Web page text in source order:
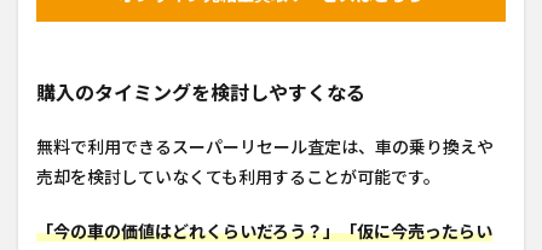
購入のタイミングを検討しやすくなる
無料で利用できるスーパーリセール査定は、車の乗り換えや
売却を検討していなくても利用することが可能です。
「今の車の価値はどれくらいだろう？」「仮に今売ったらい